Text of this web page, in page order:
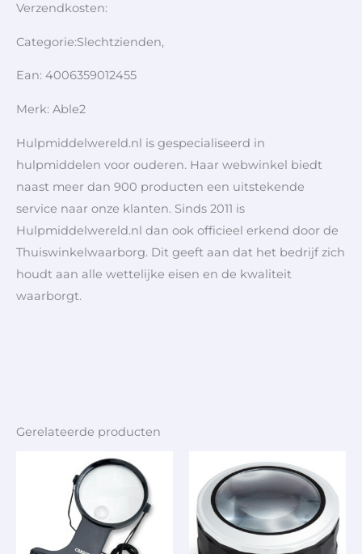
Verzendkosten:
Categorie:Slechtzienden,
Ean: 4006359012455
Merk: Able2
Hulpmiddelwereld.nl is gespecialiseerd in
hulpmiddelen voor ouderen. Haar webwinkel biedt
naast meer dan 900 producten een uitstekende
service naar onze klanten. Sinds 2011 is
Hulpmiddelwereld.nl dan ook officieel erkend door de
Thuiswinkelwaarborg. Dit geeft aan dat het bedrijf zich
houdt aan alle wettelijke eisen en de kwaliteit
waarborgt.
Gerelateerde producten